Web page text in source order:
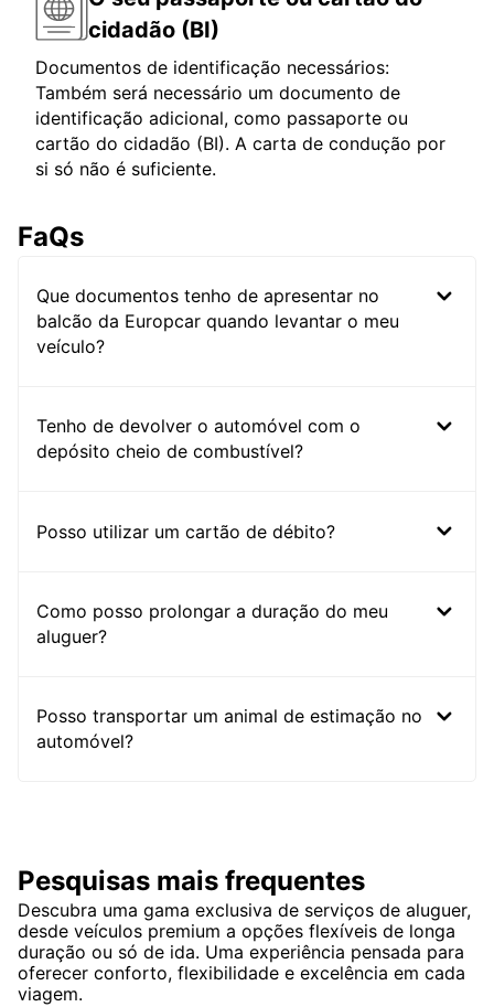
cidadão (BI)
Documentos de identificação necessários:
Também será necessário um documento de
identificação adicional, como passaporte ou
cartão do cidadão (BI). A carta de condução por
si só não é suficiente.
FaQs
Que documentos tenho de apresentar no
balcão da Europcar quando levantar o meu
veículo?
Tenho de devolver o automóvel com o
depósito cheio de combustível?
Posso utilizar um cartão de débito?
Como posso prolongar a duração do meu
aluguer?
Posso transportar um animal de estimação no
automóvel?
Pesquisas mais frequentes
Descubra uma gama exclusiva de serviços de aluguer,
desde veículos premium a opções flexíveis de longa
duração ou só de ida. Uma experiência pensada para
oferecer conforto, flexibilidade e excelência em cada
viagem.